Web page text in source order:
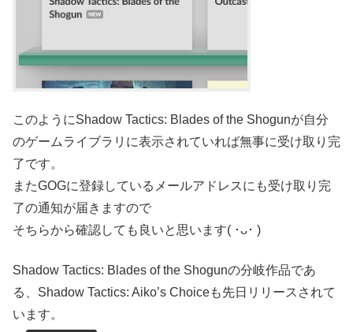
このようにShadow Tactics: Blades of the Shogunが自分
のゲームライブラリに表示されていれば無事に受け取り完
了です。
またGOGに登録しているメールアドレスにも受け取り完
了の通知が届きますので
そちらから確認しても良いと思います( ･ᴗ･ )
Shadow Tactics: Blades of the Shogunの分岐作品であ
る、Shadow Tactics: Aiko’s Choiceも先日リリースされて
います。